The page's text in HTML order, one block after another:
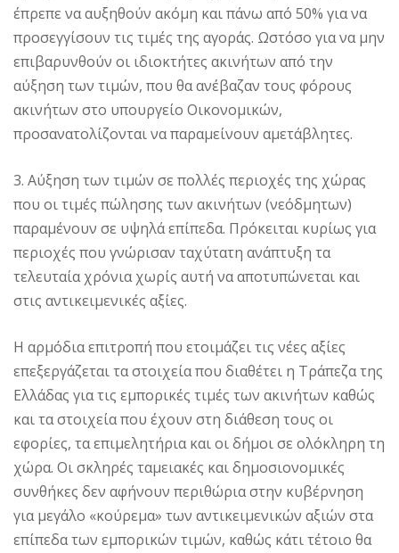
έπρεπε να αυξηθούν ακόμη και πάνω από 50% για να
προσεγγίσουν τις τιμές της αγοράς. Ωστόσο για να μην
επιβαρυνθούν οι ιδιοκτήτες ακινήτων από την
αύξηση των τιμών, που θα ανέβαζαν τους φόρους
ακινήτων στο υπουργείο Oικονομικών,
προσανατολίζονται να παραμείνουν αμετάβλητες.
3. Aύξηση των τιμών σε πολλές περιοχές της χώρας
που οι τιμές πώλησης των ακινήτων (νεόδμητων)
παραμένουν σε υψηλά επίπεδα. Πρόκειται κυρίως για
περιοχές που γνώρισαν ταχύτατη ανάπτυξη τα
τελευταία χρόνια χωρίς αυτή να αποτυπώνεται και
στις αντικειμενικές αξίες.
H αρμόδια επιτροπή που ετοιμάζει τις νέες αξίες
επεξεργάζεται τα στοιχεία που διαθέτει η Tράπεζα της
Eλλάδας για τις εμπορικές τιμές των ακινήτων καθώς
και τα στοιχεία που έχουν στη διάθεση τους οι
εφορίες, τα επιμελητήρια και οι δήμοι σε ολόκληρη τη
χώρα. Oι σκληρές ταμειακές και δημοσιονομικές
συνθήκες δεν αφήνουν περιθώρια στην κυβέρνηση
για μεγάλο «κούρεμα» των αντικειμενικών αξιών στα
επίπεδα των εμπορικών τιμών, καθώς κάτι τέτοιο θα